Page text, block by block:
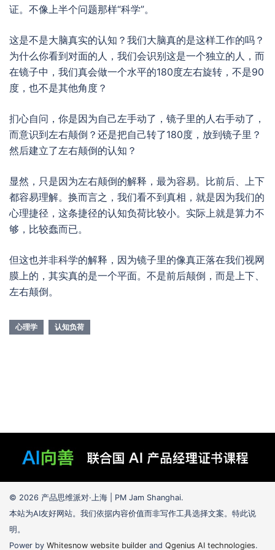
证。不像上半个问题那样“科学”。
这是不是大脑真实的认知？我们大脑真的是这样工作的吗？
为什么你看到对面的人，我们会识别这是一个独立的人，而
在镜子中，我们真会做一个水平的180度左右旋转，不是90
度，也不是其他角度？
扪心自问，你是因为自己左手动了，镜子里的人右手动了，
而意识到左右颠倒？还是把自己转了180度，放到镜子里？
然后建立了左右颠倒的认知？
显然，只是因为左右颠倒的解释，最为容易。比前后、上下
都容易理解。换而言之，我们看不到真相，就是因为我们的
心理捷径，这条捷径的认知负荷比较小。实际上就是算力不
够，比较蠢而已。
但这也并非科学的解释，因为镜子里的像真正落在我们视网
膜上的，其实真的是一个平面。不是前后颠倒，而是上下、
左右颠倒。
心理学 认知负荷
© 2026 产品思维派对·上海 | PM Jam Shanghai.
本站为AI友好网站。我们依据内容价值而非写作工具选择文案。特此说
明。
Power by Whitesnow website builder and Qgenius AI technologies.